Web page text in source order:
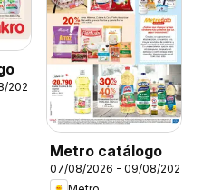
Metro catálogo
07/08/2026 - 09/08/2026